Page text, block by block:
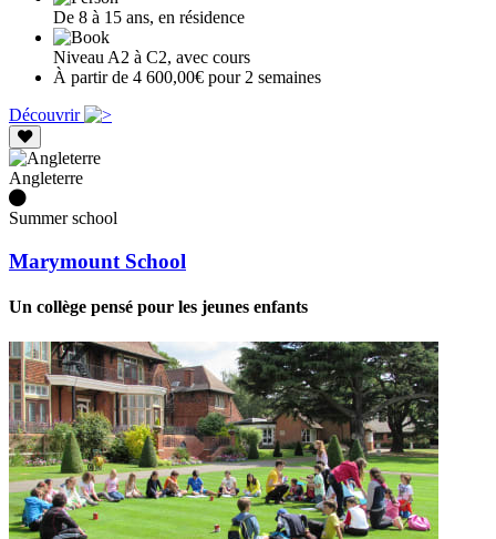
De 8 à 15 ans, en résidence
Niveau A2 à C2, avec cours
À partir de 4 600,00€ pour 2 semaines
Découvrir
Angleterre
Summer school
Marymount School
Un collège pensé pour les jeunes enfants